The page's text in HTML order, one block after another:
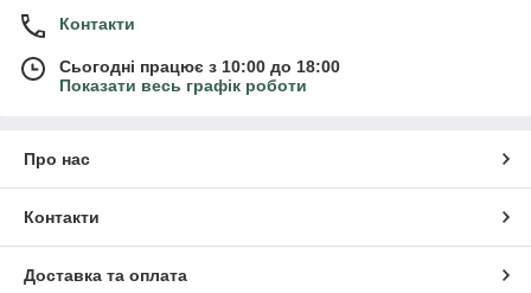
Контакти
Сьогодні працює з 10:00 до 18:00
Показати весь графік роботи
Про нас
Контакти
Доставка та оплата